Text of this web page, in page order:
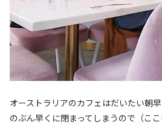
オーストラリアのカフェはだいたい朝
のぶん早くに閉まってしまうので（こ